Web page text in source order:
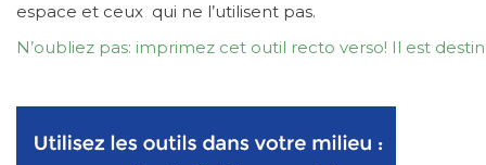
espace et ceux qui ne l’utilisent pas.
N’oubliez pas: imprimez cet outil recto verso! Il est